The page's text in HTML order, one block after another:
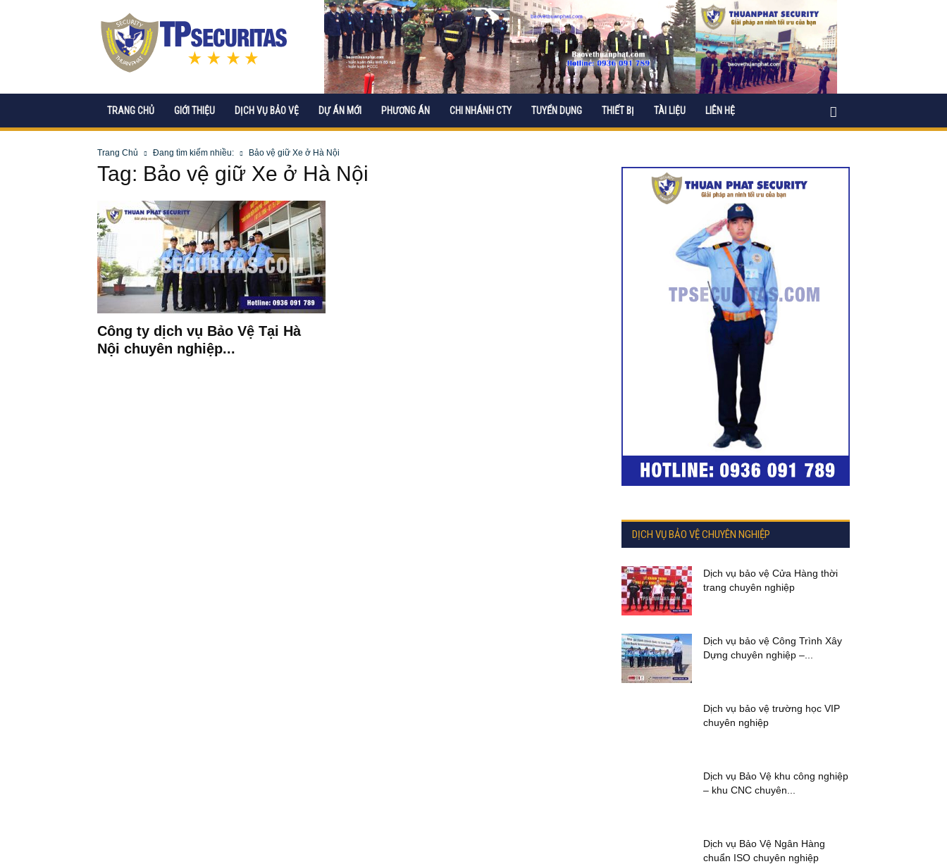
CÔNG
TY
CP
DỊCH
VỆ
TRANG CHỦ GIỚI THIỆU DỊCH VỤ BẢO VỆ DỰ ÁN MỚI PHƯƠNG ÁN CHI NHÁNH CTY TUYỂN DỤNG THIẾT BỊ TÀI LIỆU LIÊN HỆ
Trang Chủ Đang tìm kiếm nhiều: Bảo vệ giữ Xe ở Hà Nội
Tag: Bảo vệ giữ Xe ở Hà Nội
Công ty dịch vụ Bảo Vệ Tại Hà
Nội chuyên nghiệp...
DỊCH VỤ BẢO VỆ CHUYÊN NGHIỆP
Dịch vụ bảo vệ Cửa Hàng thời
trang chuyên nghiệp
Dịch vụ bảo vệ Công Trình Xây
Dựng chuyên nghiệp –...
Dịch vụ bảo vệ trường học VIP
chuyên nghiệp
Dịch vụ Bảo Vệ khu công nghiệp
– khu CNC chuyên...
Dịch vụ Bảo Vệ Ngân Hàng
chuẩn ISO chuyên nghiệp